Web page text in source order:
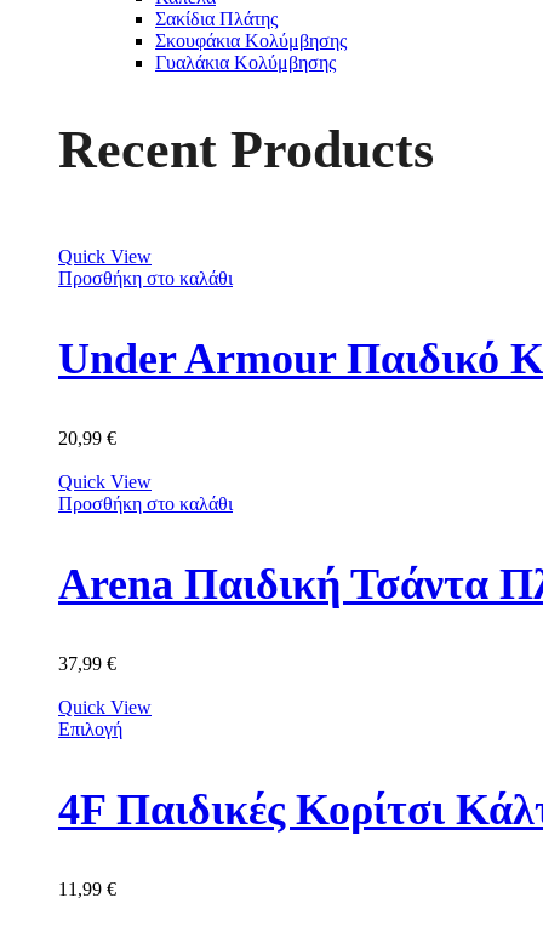
Σακίδια Πλάτης
Σκουφάκια Κολύμβησης
Γυαλάκια Κολύμβησης
Recent Products
Quick View
Προσθήκη στο καλάθι
Under Armour Παιδικό
20,99 €
Quick View
Προσθήκη στο καλάθι
Arena Παιδική Τσάντα
37,99 €
Quick View
Επιλογή
11,99 €